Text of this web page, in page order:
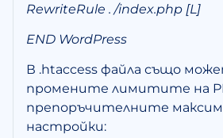
RewriteRule . /index.php [L]
END WordPress
В .htaccess файла също
промените лимитите на
препоръчителните
настройки: